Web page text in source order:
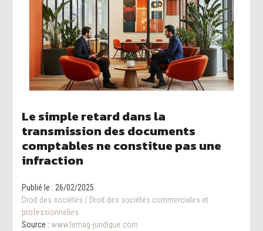
Le simple retard dans la
transmission des documents
comptables ne constitue pas une
infraction
Publié le : 26/02/2025
Droit des sociétés / Droit des sociétés commerciales et
professionnelles
Source : www.lemag-juridique.com